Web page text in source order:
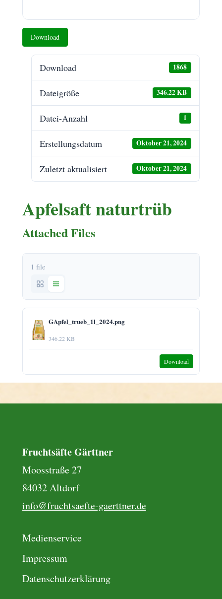
Download
Download 1868
Dateigröße 346.22 KB
Datei-Anzahl 1
Erstellungsdatum Oktober 21, 2024
Zuletzt aktualisiert Oktober 21, 2024
Apfelsaft naturtrüb
Attached Files
1 file
GApfel_trueb_1l_2024.png
346.22 KB
Download
Fruchtsäfte Gärttner
Moosstraße 27
84032 Altdorf
info@fruchtsaefte-gaerttner.de
Medienservice
Impressum
Datenschutzerklärung